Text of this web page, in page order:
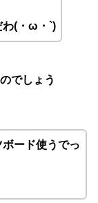
わ(・ω・`)
でしょう
ード使うでっ